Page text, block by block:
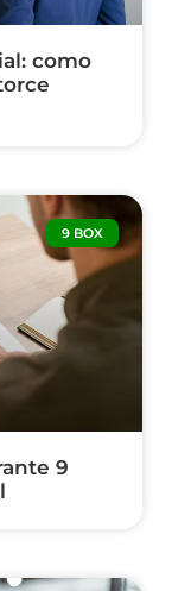
como
9 BOX
9